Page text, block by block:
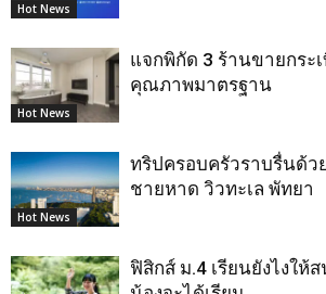
Hot News
Hot News
แจกพิกัด 3 ร้านขายกระเ
คุณภาพมาตรฐาน
Hot News
ทริปครอบครัวราบรื่นด้ว
ชายหาด วิวทะเล พัทยา
ฟิสิกส์ ม.4 เรียนยังไงให้